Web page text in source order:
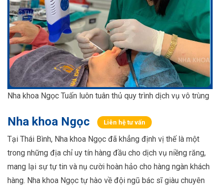
Nha khoa Ngọc Tuấn luôn tuân thủ quy trình dịch vụ vô trùng
Nha khoa Ngọc Liên hệ tư vấn
Tại Thái Bình, Nha khoa Ngọc đã khẳng định vị thế là một
trong những địa chỉ uy tín hàng đầu cho dịch vụ niềng răng,
mang lại sự tự tin và nụ cười hoàn hảo cho hàng ngàn khách
hàng. Nha khoa Ngọc tự hào về đội ngũ bác sĩ giàu chuyên